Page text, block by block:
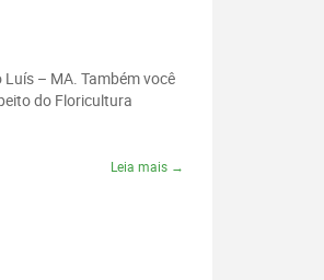
– MA. Também você
do Floricultura
Leia mais →